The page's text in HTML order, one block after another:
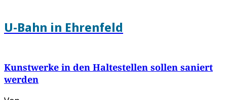
U-Bahn in Ehrenfeld
Kunstwerke in den Haltestellen sollen saniert
werden